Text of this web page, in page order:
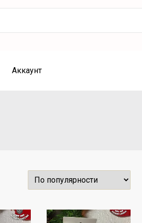
Аккаунт